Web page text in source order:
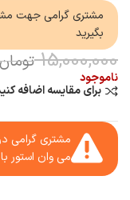
مشتری گرامی جهت
بگیرید
15,000,000 تومان
ناموجود
برای مقایسه اضافه
مشتری گرامی
می وان استور